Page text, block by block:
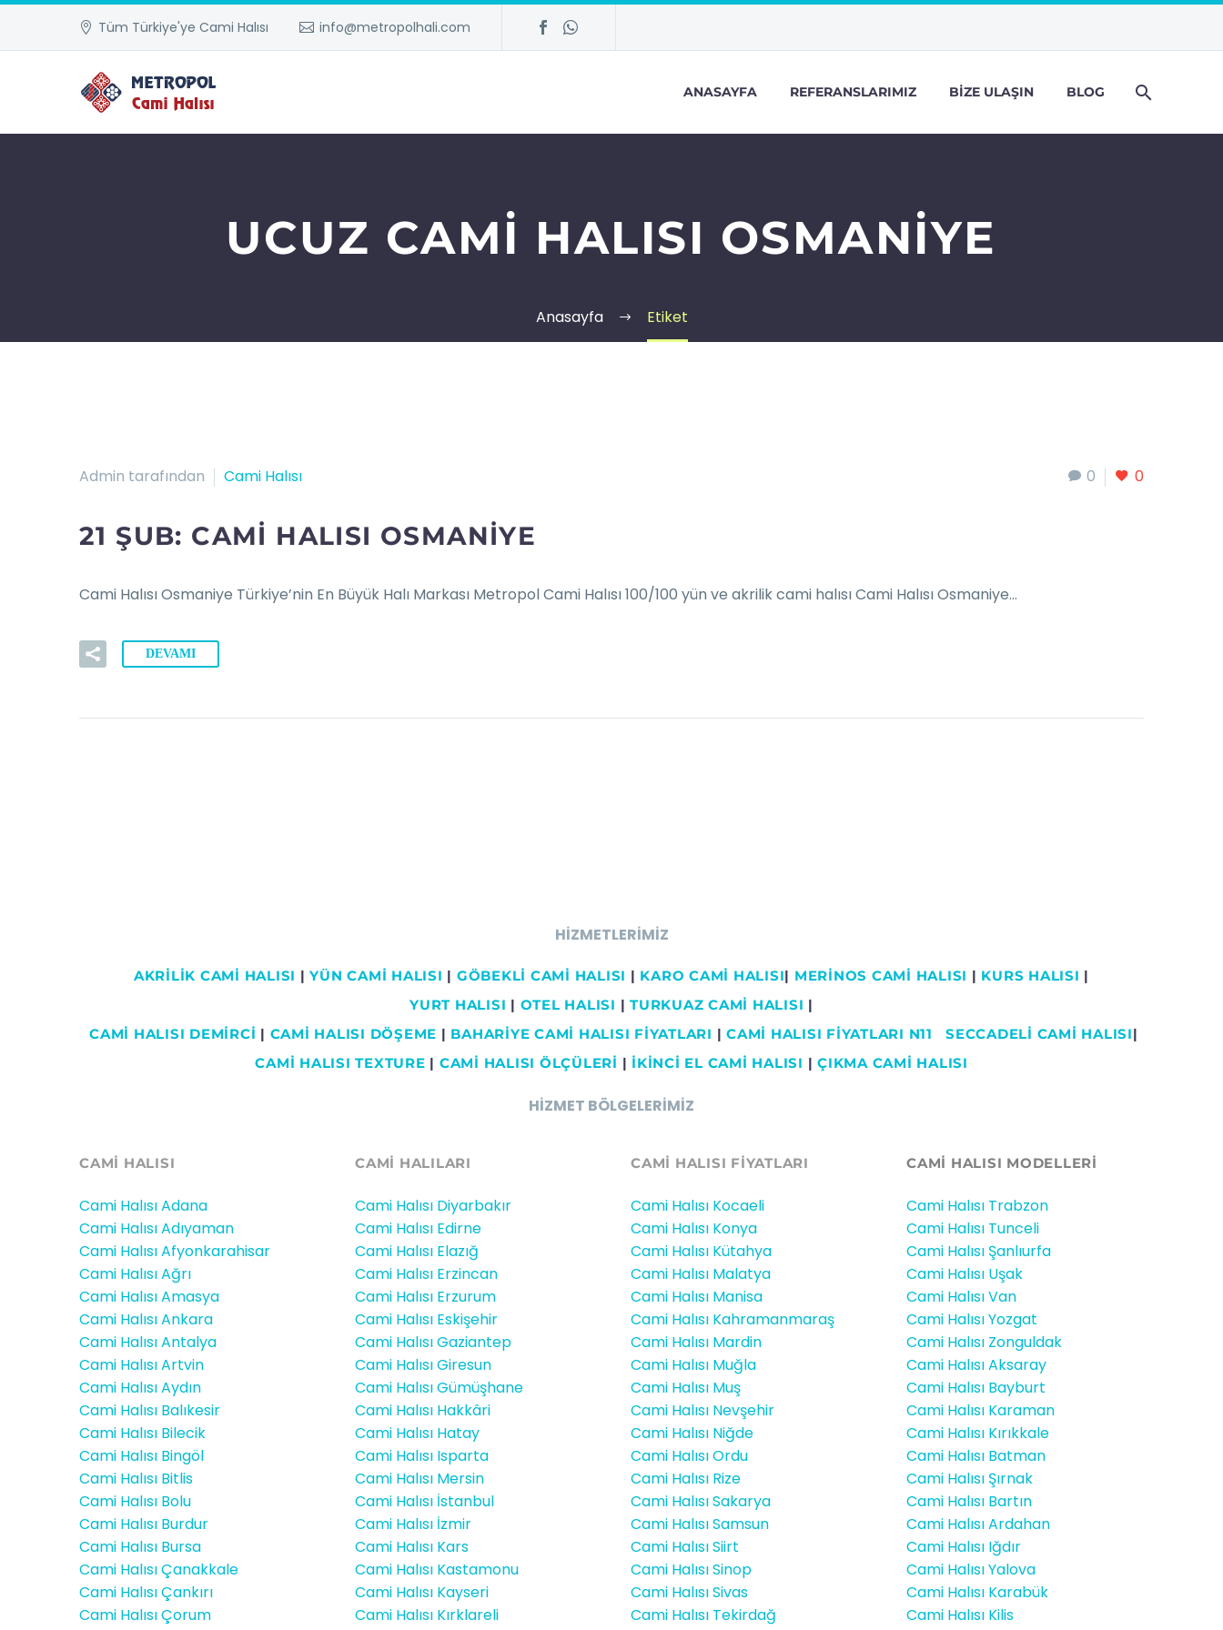
Tüm Türkiye'ye Cami Halısı info@metropolhali.com
ANASAYFA REFERANSLARIMIZ BIZE ULAŞIN BLOG
UCUZ CAMI HALISI OSMANIYE
Anasayfa Etiket
0 0
Admin tarafından Cami Halısı
21 ŞUB: CAMI HALISI OSMANIYE
Cami Halısı Osmaniye Türkiye’nin En Büyük Halı Markası Metropol Cami Halısı 100/100 yün ve akrilik cami halısı Cami Halısı Osmaniye…
DEVAMI
HİZMETLERİMİZ
AKRİLİK CAMİ HALISI |YÜN CAMİ HALISI | GÖBEKLİ CAMİ HALISI | KARO CAMİ HALISI| MERİNOS CAMİ HALISI | KURS HALISI |
YURT HALISI | OTEL HALISI |TURKUAZ CAMİ HALISI |
CAMI HALISI DEMİRCİ | CAMİ HALISI DÖŞEME | BAHARİYE CAMİ HALISI FİYATLARI | CAMİ HALISI FİYATLARI N11 SECCADELI CAMI HALISI|
CAMİ HALISI TEXTURE | CAMİ HALISI ÖLÇÜLERİ | İKİNCİ EL CAMİ HALISI | ÇIKMA CAMİ HALISI
HİZMET BÖLGELERİMİZ
CAMİ HALISI
Cami Halısı Adana
Cami Halısı Adıyaman
Cami Halısı Afyonkarahisar
Cami Halısı Ağrı
Cami Halısı Amasya
Cami Halısı Ankara
Cami Halısı Antalya
Cami Halısı Artvin
Cami Halısı Aydın
Cami Halısı Balıkesir
Cami Halısı Bilecik
Cami Halısı Bingöl
Cami Halısı Bitlis
Cami Halısı Bolu
Cami Halısı Burdur
Cami Halısı Bursa
Cami Halısı Çanakkale
Cami Halısı Çankırı
Cami Halısı Çorum
CAMİ HALILARI
Cami Halısı Diyarbakır
Cami Halısı Edirne
Cami Halısı Elazığ
Cami Halısı Erzincan
Cami Halısı Erzurum
Cami Halısı Eskişehir
Cami Halısı Gaziantep
Cami Halısı Giresun
Cami Halısı Gümüşhane
Cami Halısı Hakkâri
Cami Halısı Hatay
Cami Halısı Isparta
Cami Halısı Mersin
Cami Halısı İstanbul
Cami Halısı İzmir
Cami Halısı Kars
Cami Halısı Kastamonu
Cami Halısı Kayseri
Cami Halısı Kırklareli
CAMİ HALISI FIYATLARI
Cami Halısı Kocaeli
Cami Halısı Konya
Cami Halısı Kütahya
Cami Halısı Malatya
Cami Halısı Manisa
Cami Halısı Kahramanmaraş
Cami Halısı Mardin
Cami Halısı Muğla
Cami Halısı Muş
Cami Halısı Nevşehir
Cami Halısı Niğde
Cami Halısı Ordu
Cami Halısı Rize
Cami Halısı Sakarya
Cami Halısı Samsun
Cami Halısı Siirt
Cami Halısı Sinop
Cami Halısı Sivas
Cami Halısı Tekirdağ
CAMİ HALISI MODELLERI
Cami Halısı Trabzon
Cami Halısı Tunceli
Cami Halısı Şanlıurfa
Cami Halısı Uşak
Cami Halısı Van
Cami Halısı Yozgat
Cami Halısı Zonguldak
Cami Halısı Aksaray
Cami Halısı Bayburt
Cami Halısı Karaman
Cami Halısı Kırıkkale
Cami Halısı Batman
Cami Halısı Şırnak
Cami Halısı Bartın
Cami Halısı Ardahan
Cami Halısı Iğdır
Cami Halısı Yalova
Cami Halısı Karabük
Cami Halısı Kilis